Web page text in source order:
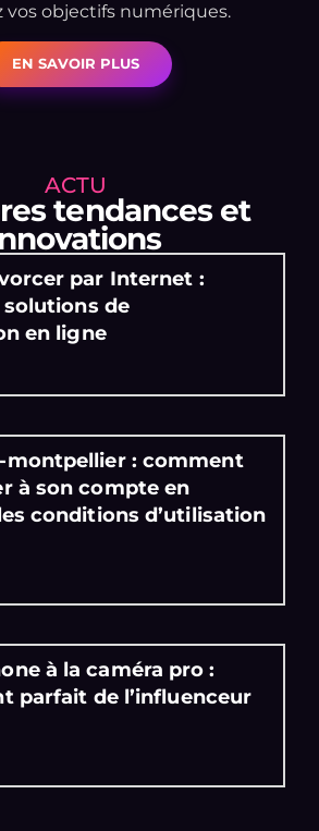
vos objectifs numériques.
EN SAVOIR PLUS
ACTU
tendances et
par Internet :
de
en ligne
montpellier : comment
à son compte en
conditions d’utilisation
à la caméra pro :
parfait de l’influenceur